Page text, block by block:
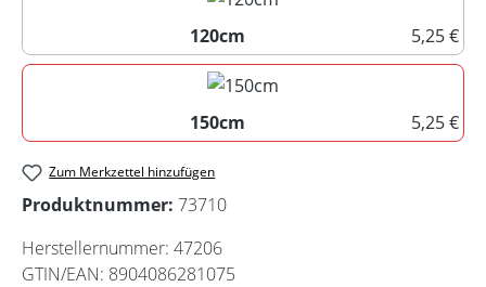
120cm
5,25 €
120cm
150cm
5,25 €
Zum Merkzettel hinzufügen
Produktnummer: 73710
Herstellernummer: 47206
GTIN/EAN: 8904086281075